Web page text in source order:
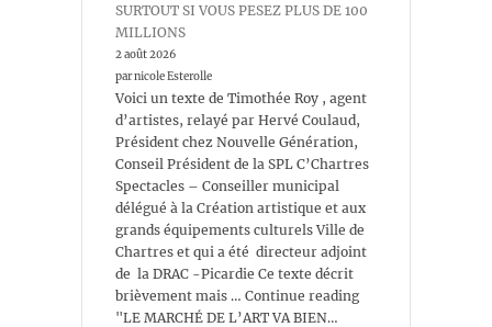
SURTOUT SI VOUS PESEZ PLUS DE 100
MILLIONS
2 août 2026
par nicole Esterolle
Voici un texte de Timothée Roy , agent
d’artistes, relayé par Hervé Coulaud,
Président chez Nouvelle Génération,
Conseil Président de la SPL C’Chartres
Spectacles – Conseiller municipal
délégué à la Création artistique et aux
grands équipements culturels Ville de
Chartres et qui a été directeur adjoint
de la DRAC -Picardie Ce texte décrit
brièvement mais … Continue reading
"LE MARCHÉ DE L’ART VA BIEN…